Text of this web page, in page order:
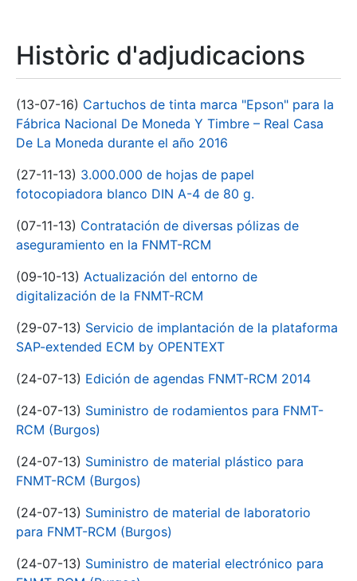
Històric d'adjudicacions
(13-07-16) Cartuchos de tinta marca "Epson" para la
Fábrica Nacional De Moneda Y Timbre – Real Casa
De La Moneda durante el año 2016
(27-11-13) 3.000.000 de hojas de papel
fotocopiadora blanco DIN A-4 de 80 g.
(07-11-13) Contratación de diversas pólizas de
aseguramiento en la FNMT-RCM
(09-10-13) Actualización del entorno de
digitalización de la FNMT-RCM
(29-07-13) Servicio de implantación de la plataforma
SAP-extended ECM by OPENTEXT
(24-07-13) Edición de agendas FNMT-RCM 2014
(24-07-13) Suministro de rodamientos para FNMT-
RCM (Burgos)
(24-07-13) Suministro de material plástico para
FNMT-RCM (Burgos)
(24-07-13) Suministro de material de laboratorio
para FNMT-RCM (Burgos)
(24-07-13) Suministro de material electrónico para